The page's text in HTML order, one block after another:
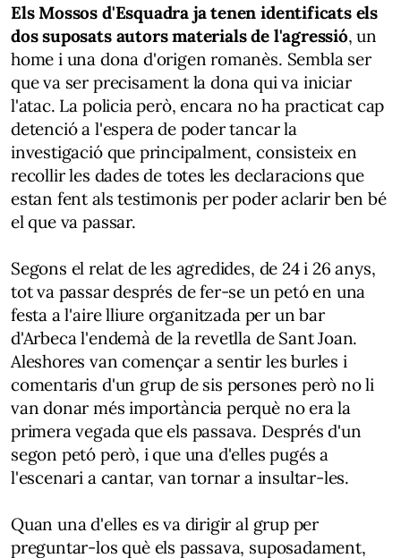
Els Mossos d'Esquadra ja tenen identificats els
dos suposats autors materials de l'agressió, un
home i una dona d'origen romanès. Sembla ser
que va ser precisament la dona qui va iniciar
l'atac. La policia però, encara no ha practicat cap
detenció a l'espera de poder tancar la
investigació que principalment, consisteix en
recollir les dades de totes les declaracions que
estan fent als testimonis per poder aclarir ben bé
el que va passar.
Segons el relat de les agredides, de 24 i 26 anys,
tot va passar després de fer-se un petó en una
festa a l'aire lliure organitzada per un bar
d'Arbeca l'endemà de la revetlla de Sant Joan.
Aleshores van començar a sentir les burles i
comentaris d'un grup de sis persones però no li
van donar més importància perquè no era la
primera vegada que els passava. Després d'un
segon petó però, i que una d'elles pugés a
l'escenari a cantar, van tornar a insultar-les.
Quan una d'elles es va dirigir al grup per
preguntar-los què els passava, suposadament,